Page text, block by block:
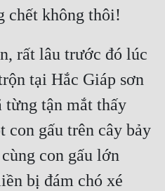
rất lâu trước đó lúc
tại Hắc Giáp sơn
tận mắt thấy
con gấu trên cây bảy
con gấu lớn
bị đám chó xé